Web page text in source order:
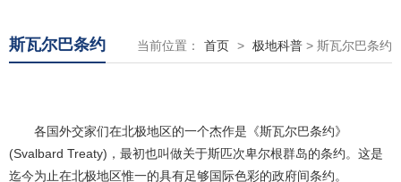
斯瓦尔巴条约 当前位置： 首页 > 极地科普 > 斯瓦尔巴条约
各国外交家们在北极地区的一个杰作是《斯瓦尔巴条约》
(Svalbard Treaty)，最初也叫做关于斯匹次卑尔根群岛的条约。这是
迄今为止在北极地区惟一的具有足够国际色彩的政府间条约。